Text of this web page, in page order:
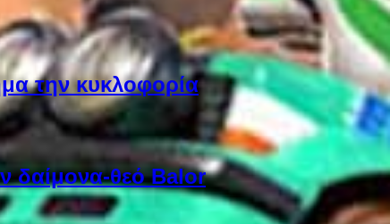
την κυκλοφορία
δαίμονα-θεό Balor